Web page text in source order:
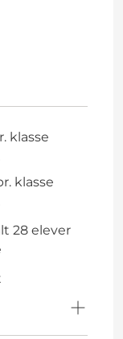
klasse
klasse
28 elever